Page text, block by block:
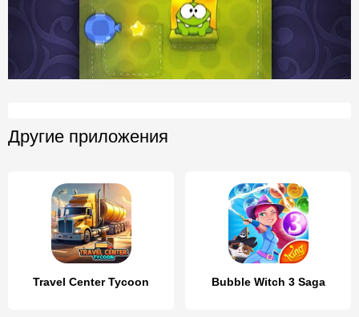
Другие приложения
Travel Center Tycoon Bubble Witch 3 Saga